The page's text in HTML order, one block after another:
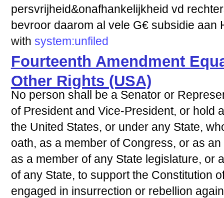
persvrijheid&onafhankelijkheid vd
bevroor daarom al vele G€ subsidie aan
with system:unfiled
Fourteenth Amendment
Other Rights (USA)
No person shall be a Senator or
of President and Vice-President, or hold
the United States, or under any State,
oath, as a member of Congress, or as
as a member of any State legislature, or
of any State, to support the Constitution
engaged in insurrection or rebellion